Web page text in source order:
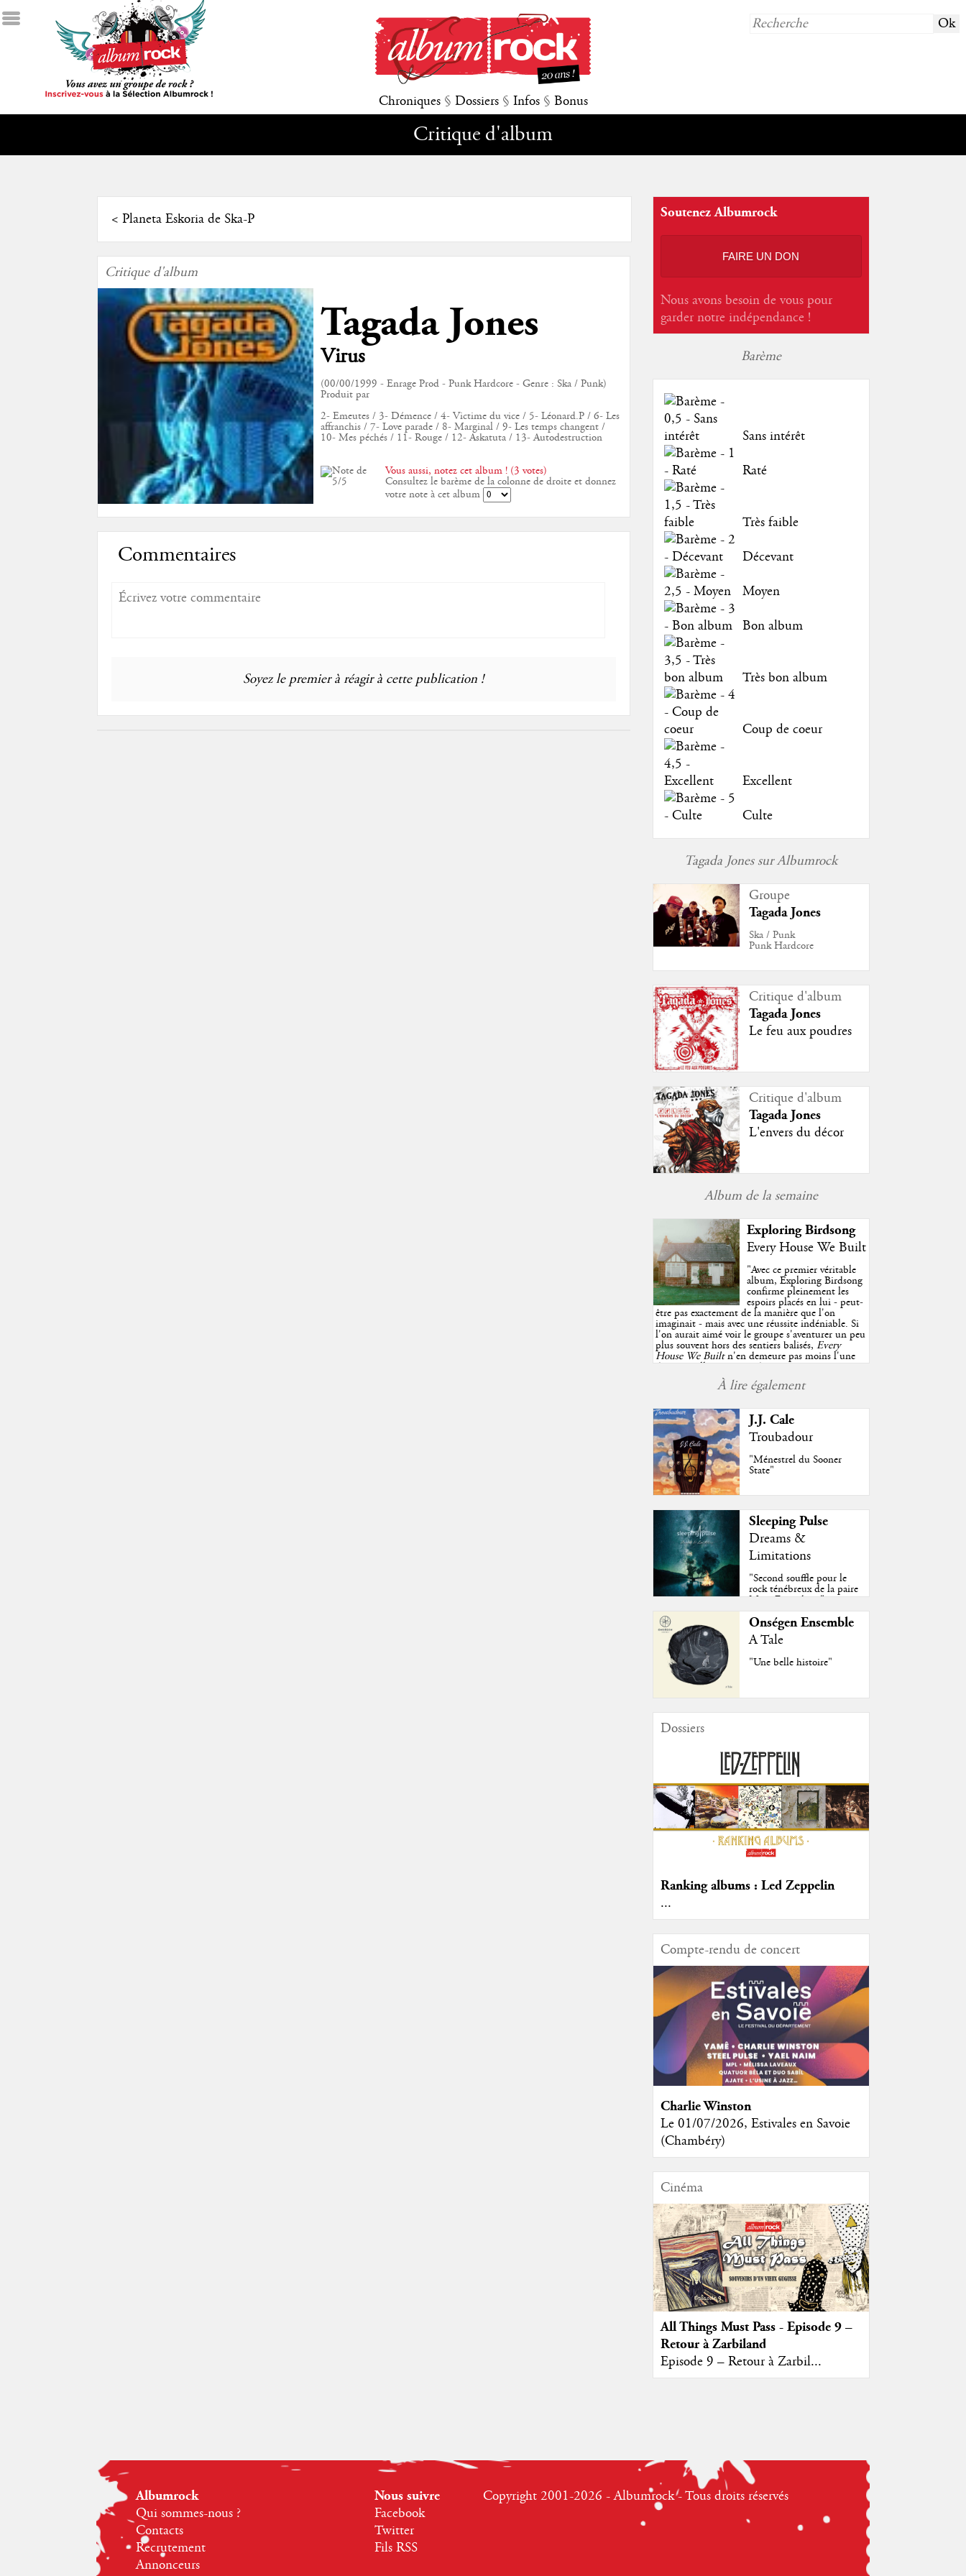
Chroniques § Dossiers § Infos § Bonus
Critique d'album
< Planeta Eskoria de Ska-P
Critique d'album
Tagada Jones
Virus
(00/00/1999 - Enrage Prod - Punk Hardcore - Genre : Ska / Punk)
Produit par
2- Emeutes / 3- Démence / 4- Victime du vice / 5- Léonard.P / 6- Les
affranchis / 7- Love parade / 8- Marginal / 9- Les temps changent /
10- Mes péchés / 11- Rouge / 12- Askatuta / 13- Autodestruction
Vous aussi, notez cet album ! (3 votes)
Consultez le barème de la colonne de droite et donnez
votre note à cet album
Commentaires
Soyez le premier à réagir à cette publication !
Soutenez Albumrock
FAIRE UN DON
Nous avons besoin de vous pour
garder notre indépendance !
Barème
Sans intérêt
Raté
Très faible
Décevant
Moyen
Bon album
Très bon album
Coup de coeur
Excellent
Culte
Tagada Jones sur Albumrock
Groupe
Tagada Jones
Ska / Punk
Punk Hardcore
Critique d'album
Tagada Jones
Le feu aux poudres
Critique d'album
Tagada Jones
L'envers du décor
Album de la semaine
Exploring Birdsong
Every House We Built
"Avec ce premier véritable
album, Exploring Birdsong
confirme pleinement les
espoirs placés en lui - peut-
être pas exactement de la manière que l'on
imaginait - mais avec une réussite indéniable. Si
l'on aurait aimé voir le groupe s'aventurer un peu
plus souvent hors des sentiers balisés,Every
House We Builtn'en demeure pas moins l'une
des très belles surprises de cette année, porté par
plusieurs morceaux qui trouveront sans difficulté
une place de choix dans vos playlists estivales.
À lire également
J.J. Cale
Troubadour
"Ménestrel du Sooner
State"
Sleeping Pulse
Dreams &
Limitations
"Second souffle pour le
rock ténébreux de la paire
Moss-Fazendeiro"
Onségen Ensemble
A Tale
"Une belle histoire"
Dossiers
Ranking albums : Led Zeppelin
...
Compte-rendu de concert
Charlie Winston
Le 01/07/2026, Estivales en Savoie
(Chambéry)
Cinéma
All Things Must Pass - Episode 9 –
Retour à Zarbiland
Episode 9 – Retour à Zarbil...
Albumrock
Qui sommes-nous ?
Contacts
Recrutement
Annonceurs
Nous suivre
Facebook
Twitter
Fils RSS
Copyright 2001-2026 - Albumrock - Tous droits réservés